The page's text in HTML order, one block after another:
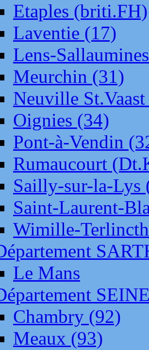
Etaples (briti.FH)
Laventie (17)
Lens-
Meurchin (31)
Neuville
Oignies (34)
Pont-à-Vendin
Rumaucourt
Sailly-sur-la-Lys
Saint-Laurent-
Wimille-
Le Mans
Chambry (92)
Meaux (93)